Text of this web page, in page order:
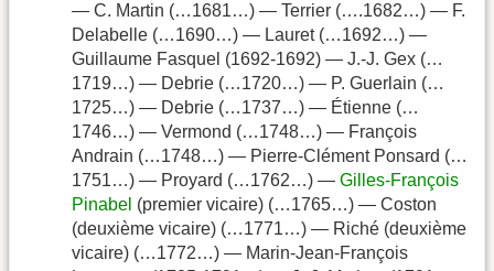
— C. Martin (…1681…) — Terrier (….1682…) — F.
Delabelle (…1690…) — Lauret (…1692…) —
Guillaume Fasquel (1692-1692) — J.-J. Gex (…
1719…) — Debrie (…1720…) — P. Guerlain (…
1725…) — Debrie (…1737…) — Étienne (…
1746…) — Vermond (…1748…) — François
Andrain (…1748…) — Pierre-Clément Ponsard (…
1751…) — Proyard (…1762…) — Gilles-François
Pinabel (premier vicaire) (…1765…) — Coston
(deuxième vicaire) (…1771…) — Riché (deuxième
vicaire) (…1772…) — Marin-Jean-François